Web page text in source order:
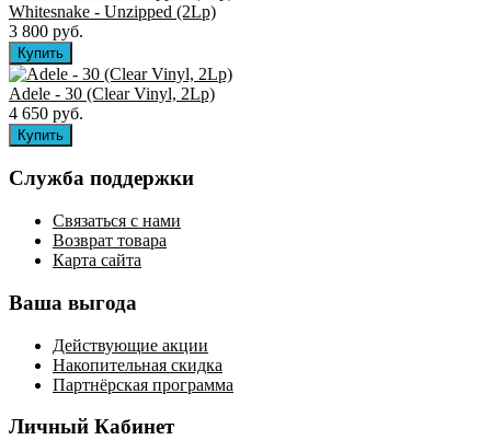
Whitesnake - Unzipped (2Lp)
3 800 руб.
Adele - 30 (Clear Vinyl, 2Lp)
4 650 руб.
Служба поддержки
Связаться с нами
Возврат товара
Карта сайта
Ваша выгода
Действующие акции
Накопительная скидка
Партнёрская программа
Личный Кабинет